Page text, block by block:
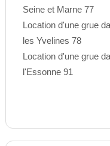
Seine et Marne 77
Location d'une grue
les Yvelines 78
Location d'une grue
l'Essonne 91